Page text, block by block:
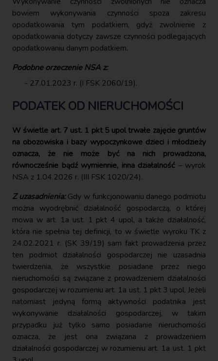
bowiem wykonywania czynności spoza zakresu
opodatkowania tym podatkiem, gdyż zwolnienie z
opodatkowania dotyczy zawsze czynności podlegających
opodatkowaniu danym podatkiem.
Podobne orzeczenie NSA z:
27.01.2023 r. (I FSK 2060/19).
PODATEK OD NIERUCHOMOŚCI
W świetle art. 7 ust. 1 pkt 5 upol trwałe zajęcie gruntów
na obozowiska i bazy wypoczynkowe dzieci i młodzieży
oznacza, że nie może być na nich prowadzona,
równocześnie bądź wymiennie, inna działalność– wyrok
NSA z 1.04.2026 r. (III FSK 1020/24).
Z uzasadnienia:Gdy w funkcjonowaniu danego podmiotu
można wyodrębnić działalność gospodarczą, o której
mowa w art. 1a ust. 1 pkt 4 upol, a także działalność,
która nie spełnia tej definicji, to w świetle wyroku TK z
24.02.2021 r. (SK 39/19) sam fakt prowadzenia przez
ten podmiot działalności gospodarczej nie uzasadnia
twierdzenia, że wszystkie posiadane przez niego
nieruchomości są związane z prowadzeniem działalności
gospodarczej w rozumieniu art. 1a ust. 1 pkt 3 upol. Jeżeli
natomiast jedyną formą aktywności podatnika jest
wykonywanie działalności gospodarczej, w takim
przypadku już tylko samo posiadanie nieruchomości
oznacza, że jest ona związana z prowadzeniem
działalności gospodarczej w rozumieniu art. 1a ust. 1 pkt